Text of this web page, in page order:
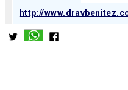
http://